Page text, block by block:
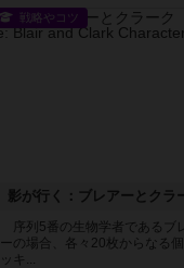
戦略やコツ
影が行く：ブレアーとクラ
序列5番の生物学者であるブ
ーの場合、各々20枚からなる個
ッキ...